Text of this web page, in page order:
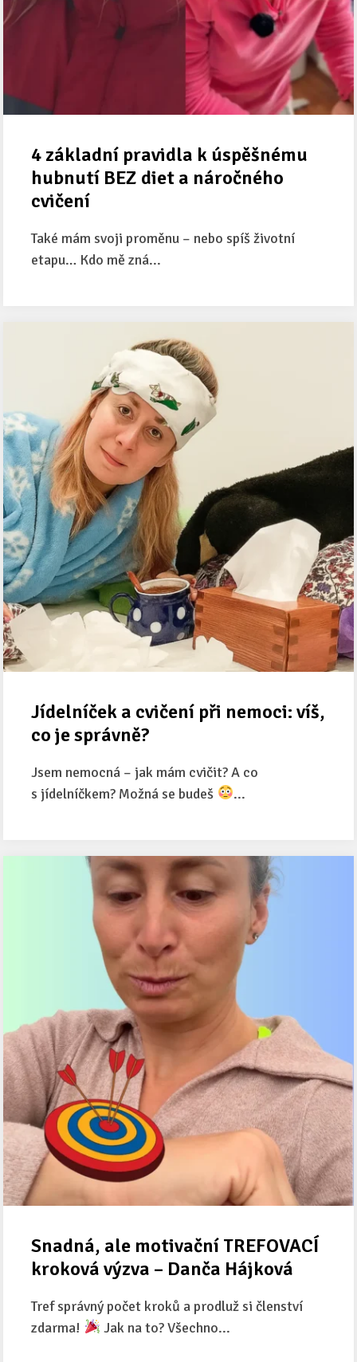
4 základní pravidla k úspěšnému
hubnutí BEZ diet a náročného
cvičení
Také mám svoji proměnu – nebo spíš životní
etapu… Kdo mě zná...
Jídelníček a cvičení při nemoci: víš,
co je správně?
Jsem nemocná – jak mám cvičit? A co
s jídelníčkem? Možná se budeš
...
Snadná, ale motivační TREFOVACÍ
kroková výzva – Danča Hájková
Tref správný počet kroků a prodluž si členství
zdarma!
Jak na to? Všechno...